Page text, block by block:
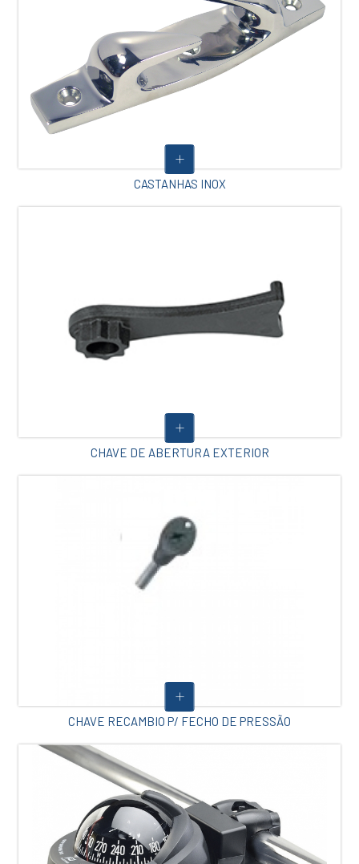
CASTANHAS INOX
CHAVE DE ABERTURA EXTERIOR
CHAVE RECAMBIO P/ FECHO DE PRESSÃO